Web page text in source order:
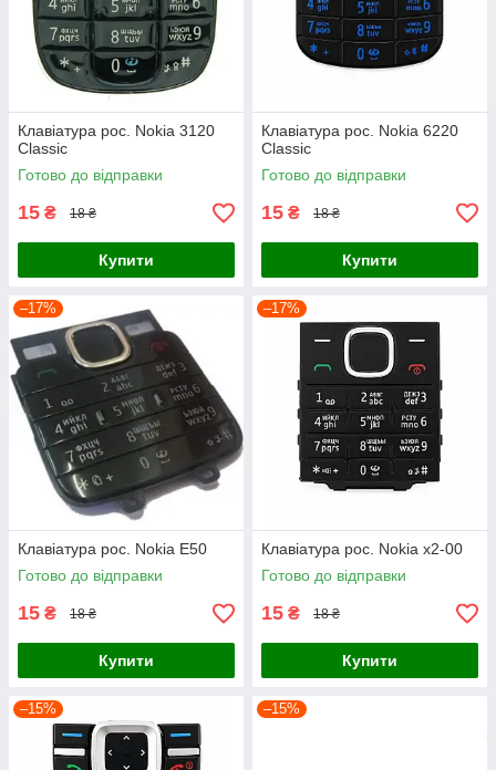
Клавіатура рос. Nokia 3120
Classic
Готово до відправки
15 ₴ 18 ₴
Купити
Клавіатура рос. Nokia 6220
Classic
Готово до відправки
15 ₴ 18 ₴
Купити
–17%
Клавіатура рос. Nokia E50
Готово до відправки
15 ₴ 18 ₴
Купити
–17%
Клавіатура рос. Nokia x2-00
Готово до відправки
15 ₴ 18 ₴
Купити
–15% –15%